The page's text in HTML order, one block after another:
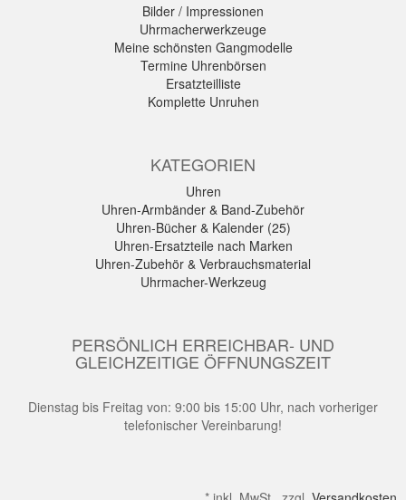
Bilder / Impressionen
Uhrmacherwerkzeuge
Meine schönsten Gangmodelle
Termine Uhrenbörsen
Ersatzteilliste
Komplette Unruhen
KATEGORIEN
Uhren
Uhren-Armbänder & Band-Zubehör
Uhren-Bücher & Kalender (25)
Uhren-Ersatzteile nach Marken
Uhren-Zubehör & Verbrauchsmaterial
Uhrmacher-Werkzeug
PERSÖNLICH ERREICHBAR- UND
GLEICHZEITIGE ÖFFNUNGSZEIT
Dienstag bis Freitag von: 9:00 bis 15:00 Uhr, nach vorheriger
telefonischer Vereinbarung!